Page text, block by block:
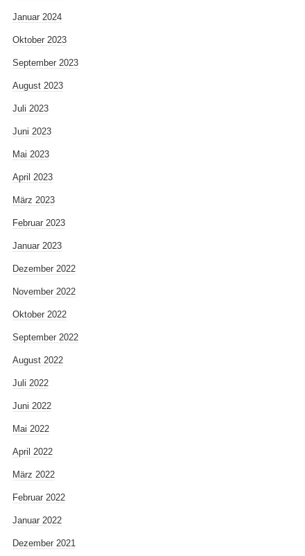
Januar 2024
Oktober 2023
September 2023
August 2023
Juli 2023
Juni 2023
Mai 2023
April 2023
März 2023
Februar 2023
Januar 2023
Dezember 2022
November 2022
Oktober 2022
September 2022
August 2022
Juli 2022
Juni 2022
Mai 2022
April 2022
März 2022
Februar 2022
Januar 2022
Dezember 2021